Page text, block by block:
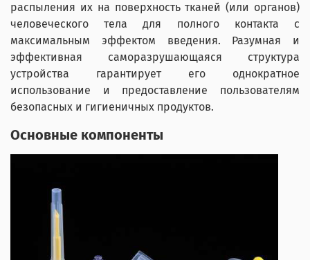
распыления их на поверхность тканей (или органов)
человеческого тела для полного контакта с
максимальным эффектом введения. Разумная и
эффективная саморазрушающаяся структура
устройства гарантирует его однократное
использование и предоставление пользователям
безопасных и гигиеничных продуктов.
Основные компоненты